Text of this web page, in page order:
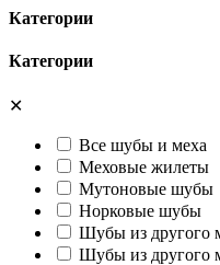
Категории
Категории
✕
Все шубы и меха
Меховые жилеты
Мутоновые шубы
Норковые шубы
Шубы из другого
Шубы из другого